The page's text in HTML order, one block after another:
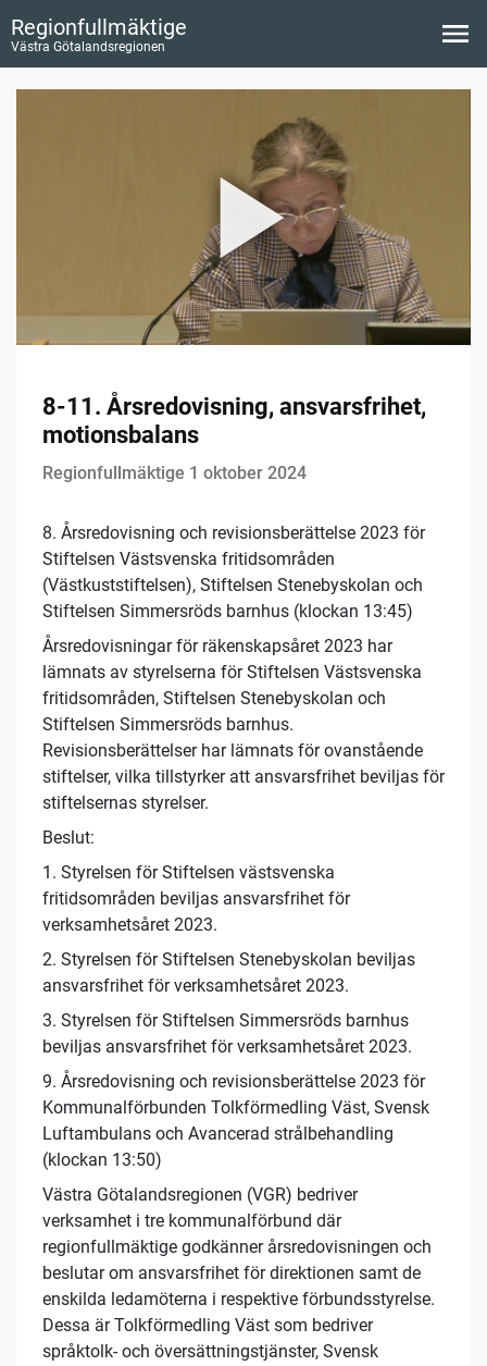
Regionfullmäktige
Västra Götalandsregionen
8-11. Årsredovisning, ansvarsfrihet,
motionsbalans
Regionfullmäktige 1 oktober 2024
8. Årsredovisning och revisionsberättelse 2023 för
Stiftelsen Västsvenska fritidsområden
(Västkuststiftelsen), Stiftelsen Stenebyskolan och
Stiftelsen Simmersröds barnhus (klockan 13:45)
Årsredovisningar för räkenskapsåret 2023 har
lämnats av styrelserna för Stiftelsen Västsvenska
fritidsområden, Stiftelsen Stenebyskolan och
Stiftelsen Simmersröds barnhus.
Revisionsberättelser har lämnats för ovanstående
stiftelser, vilka tillstyrker att ansvarsfrihet beviljas för
stiftelsernas styrelser.
Beslut:
1. Styrelsen för Stiftelsen västsvenska
fritidsområden beviljas ansvarsfrihet för
verksamhetsåret 2023.
2. Styrelsen för Stiftelsen Stenebyskolan beviljas
ansvarsfrihet för verksamhetsåret 2023.
3. Styrelsen för Stiftelsen Simmersröds barnhus
beviljas ansvarsfrihet för verksamhetsåret 2023.
9. Årsredovisning och revisionsberättelse 2023 för
Kommunalförbunden Tolkförmedling Väst, Svensk
Luftambulans och Avancerad strålbehandling
(klockan 13:50)
Västra Götalandsregionen (VGR) bedriver
verksamhet i tre kommunalförbund där
regionfullmäktige godkänner årsredovisningen och
beslutar om ansvarsfrihet för direktionen samt de
enskilda ledamöterna i respektive förbundsstyrelse.
Dessa är Tolkförmedling Väst som bedriver
språktolk- och översättningstjänster, Svensk